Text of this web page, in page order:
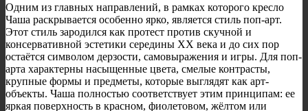
Одним из главных направлений, в рамках которого кресло
Чаша раскрывается особенно ярко, является стиль поп-арт.
Этот стиль зародился как протест против скучной и
консервативной эстетики середины XX века и до сих пор
остаётся символом дерзости, самовыражения и игры. Для поп-
арта характерны насыщенные цвета, смелые контрасты,
крупные формы и предметы, которые выглядят как арт-
объекты. Чаша полностью соответствует этим принципам: ее
яркая поверхность в красном, фиолетовом, жёлтом или